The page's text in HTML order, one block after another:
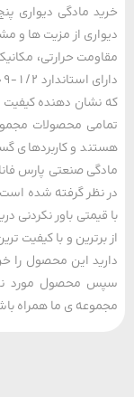
حرارتی، مکانیکی و
دهنده کیفیت
محصولات مجموعه ی
و کاربردهای گسترده
گرفته شده است. با
باور نکردنی
و با کیفیت ترین
این محصول را
محصول مورد نظر را
ی ما همراه باشید تا